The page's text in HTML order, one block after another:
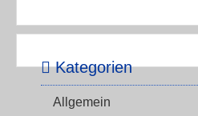
Kategorien
Allgemein